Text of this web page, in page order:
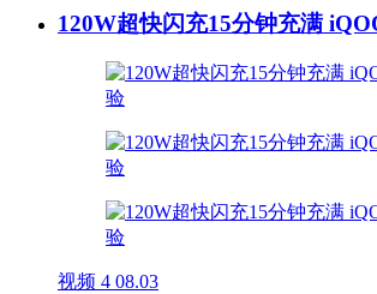
120W超快闪充15分钟充满
视频 4 08.03